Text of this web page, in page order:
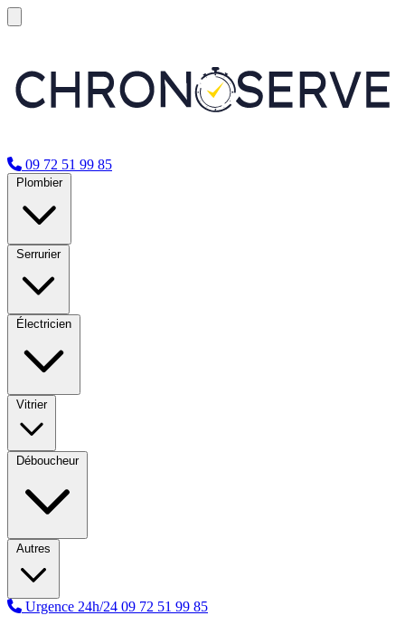
09 72 51 99 85
Plombier
Serrurier
Électricien
Vitrier
Déboucheur
Autres
Urgence 24h/24 09 72 51 99 85